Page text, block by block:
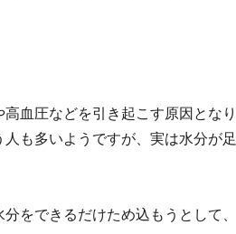
血圧などを引き起こす原因となり
も多いようですが、実は水分が足
をできるだけため込もうとして、